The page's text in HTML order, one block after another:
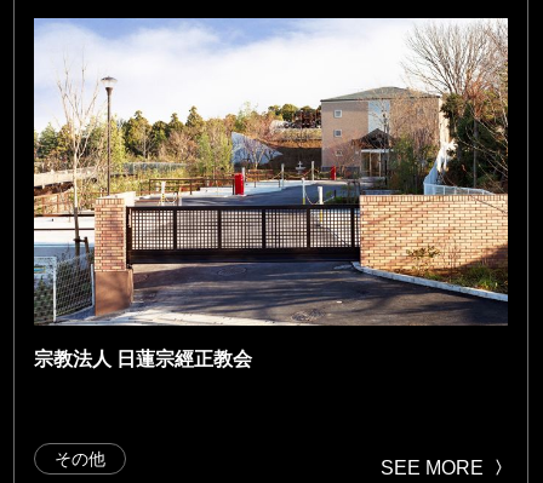
宗教法人 日蓮宗經正教会
その他 SEE MORE